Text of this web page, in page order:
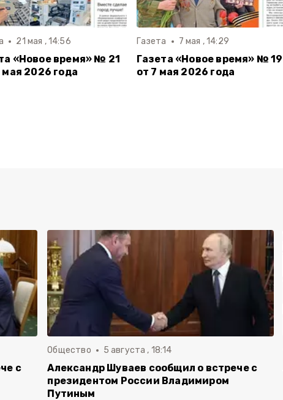
21 мая , 14:56
«Новое время» № 21
мая 2026 года
Газета 7 мая , 14:29
Газета «Новое время» № 19
от 7 мая 2026 года
с
Общество 5 августа , 18:14
Александр Шуваев сообщил о встрече с
президентом России Владимиром
Путиным